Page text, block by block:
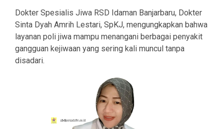
Dokter Spesialis Jiwa RSD Idaman Banjarbaru, Dokter
Sinta Dyah Amrih Lestari, SpKJ, mengungkapkan bahwa
layanan poli jiwa mampu menangani berbagai penyakit
gangguan kejiwaan yang sering kali muncul tanpa
disadari.